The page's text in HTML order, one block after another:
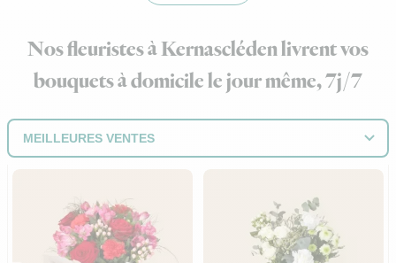
Nos fleuristes à Kernascléden livrent vos
bouquets à domicile le jour même, 7j/7